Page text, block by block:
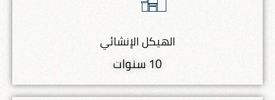
الهيكل الإنشائي
10 سنوات